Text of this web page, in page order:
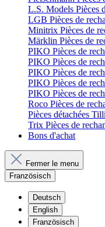
L.S. Models Pièces
LGB Pièces de
Minitrix Pièces de
Märklin Pièces de
PIKO Pièces de
PIKO Pièces de
PIKO Pièces de
PIKO Pièces de
PIKO Pièces de
Roco Pièces de
Pièces détachées
Trix Pièces de
Bons d'achat
Fermer le menu
Französisch
Deutsch
English
Französisch